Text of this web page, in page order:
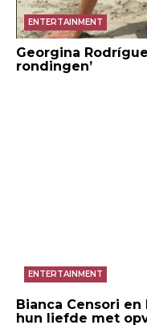
ENTERTAINMENT
Georgina
rondingen’
ENTERTAINMENT
Bianca Censori
hun liefde met